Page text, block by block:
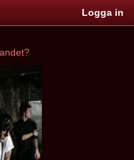
Logga in